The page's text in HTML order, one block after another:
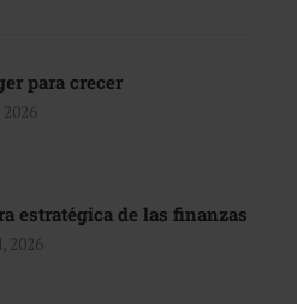
para crecer
2026
estratégica de las finanzas
2026